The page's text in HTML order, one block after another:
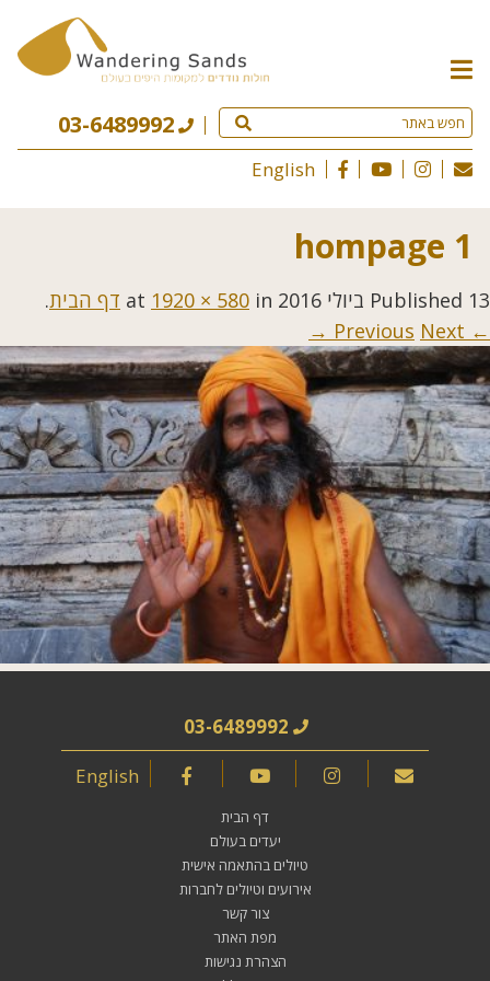
תפריט
האתר
03-6489992
English
hompage 1
Published 13 ביולי 2016 1920 × 580 in דף הבית.
← Previous
Next →
03-6489992
English
דף הבית
יעדים בעולם
טיולים בהתאמה אישית
אירועים וטיולים לחברות
צור קשר
מפת האתר
הצהרת נגישות